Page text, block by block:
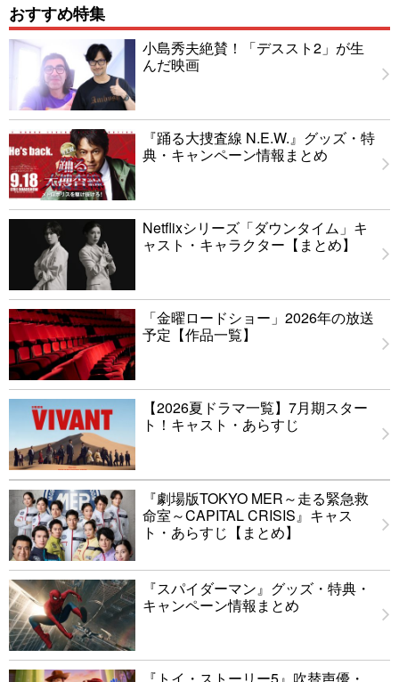
おすすめ特集
小島秀夫絶賛！「デススト2」が生
んだ映画
『踊る大捜査線 N.E.W.』グッズ・特
典・キャンペーン情報まとめ
Netflixシリーズ「ダウンタイム」キ
ャスト・キャラクター【まとめ】
「金曜ロードショー」2026年の放送
予定【作品一覧】
【2026夏ドラマ一覧】7月期スター
ト！キャスト・あらすじ
『劇場版TOKYO MER～走る緊急救
命室～CAPITAL CRISIS』キャス
ト・あらすじ【まとめ】
『スパイダーマン』グッズ・特典・
キャンペーン情報まとめ